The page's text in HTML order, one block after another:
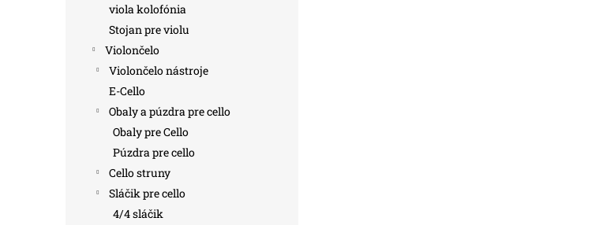
viola kolofónia
Stojan pre violu
Violončelo
Violončelo nástroje
E-Cello
Obaly a púzdra pre cello
Obaly pre Cello
Púzdra pre cello
Cello struny
Sláčik pre cello
4/4 sláčik